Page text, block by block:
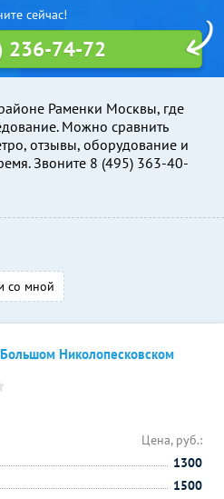
Раменки Москвы, где
Можно сравнить
отзывы, оборудование и
Звоните 8 (495) 363-40-
сейчас!
236-74-72
со мной
Николопесковском
Цена, руб.:
1300
1500